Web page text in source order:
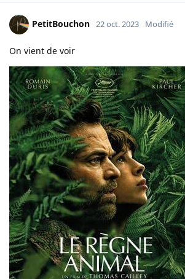
PetitBouchon 22 oct. 2023 Modifié
On vient de voir